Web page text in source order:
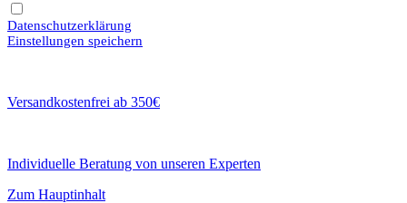
Datenschutzerklärung
Einstellungen speichern
Versandkostenfrei ab 350€
Individuelle Beratung von unseren Experten
Zum Hauptinhalt